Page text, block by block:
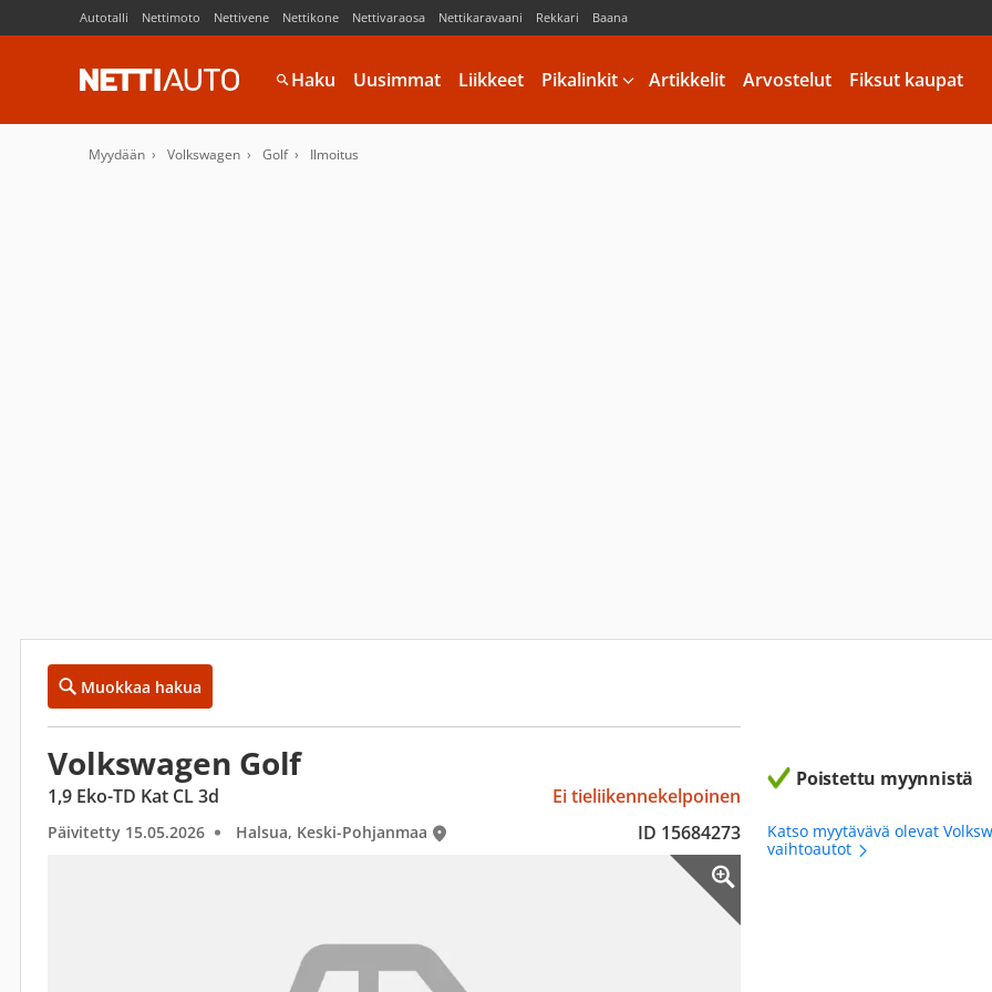
Autotalli Nettimoto Nettivene Nettikone Nettivaraosa Nettikaravaani Rekkari Baana
Haku Uusimmat Liikkeet Pikalinkit Artikkelit Arvostelut Fiksut kaupat
Myydään Volkswagen Golf Ilmoitus
Muokkaa hakua
Volkswagen Golf
1,9 Eko-TD Kat CL 3d Ei tieliikennekelpoinen
Päivitetty 15.05.2026 Halsua, Keski-Pohjanmaa ID 15684273
Poistettu myynnistä
Katso myytävävä olevat
vaihtoautot